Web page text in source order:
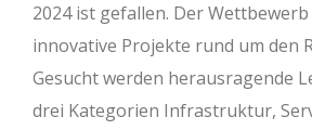
2024 ist gefallen. Der
innovative Projekte rund um den
Gesucht werden herausragende
drei Kategorien Infrastruktur,